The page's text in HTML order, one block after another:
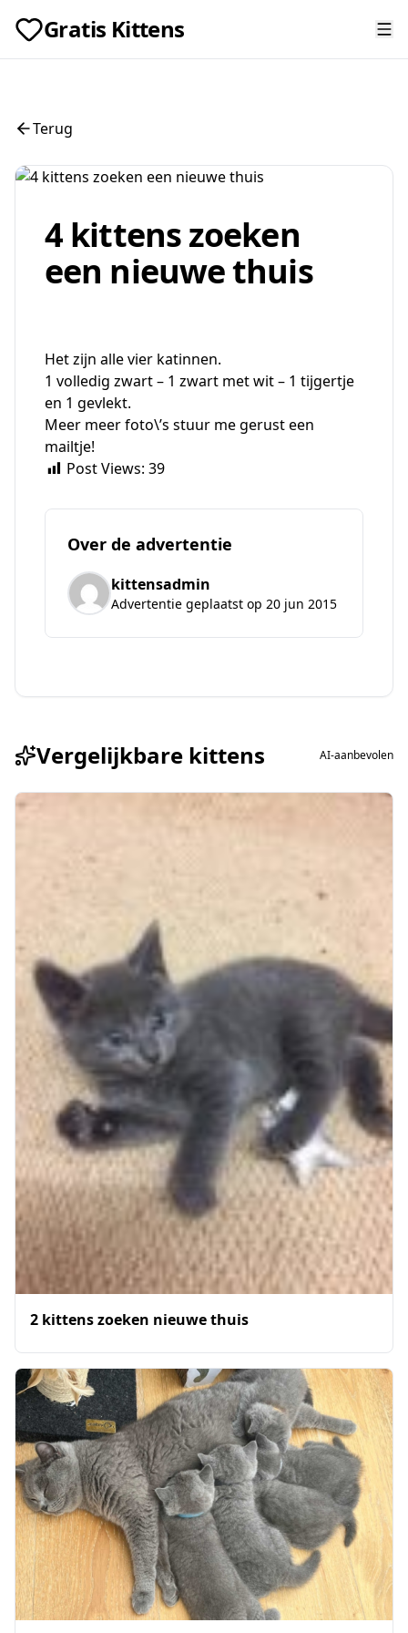
Gratis Kittens
Terug
4 kittens zoeken
een nieuwe thuis
Het zijn alle vier katinnen.
1 volledig zwart – 1 zwart met wit – 1 tijgertje
en 1 gevlekt.
Meer meer foto\’s stuur me gerust een
mailtje!
Post Views: 39
Over de advertentie
kittensadmin
Advertentie geplaatst op 20 jun 2015
Vergelijkbare kittens AI-aanbevolen
2 kittens zoeken nieuwe thuis